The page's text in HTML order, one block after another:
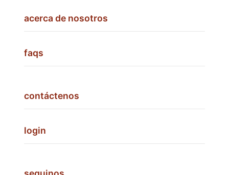
acerca de nosotros
faqs
contáctenos
login